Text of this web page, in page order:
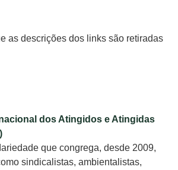
as descrições dos links são retiradas
dos Atingidos e Atingidas
que congrega, desde 2009,
sindicalistas, ambientalistas,